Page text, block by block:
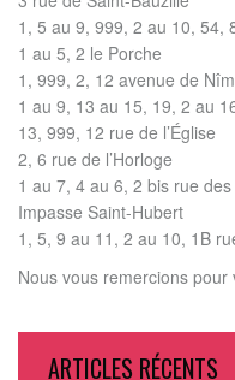
1, 5 au 9, 999, 2 au 10, 54,
1 au 5, 2 le Porche
1, 999, 2, 12 avenue de
1 au 9, 13 au 15, 19, 2 au
13, 999, 12 rue de l’Église
2, 6 rue de l’Horloge
1 au 7, 4 au 6, 2 bis rue
Impasse Saint-Hubert
1, 5, 9 au 11, 2 au 10, 1B
Nous vous remercions
ARTICLES RÉCENTS